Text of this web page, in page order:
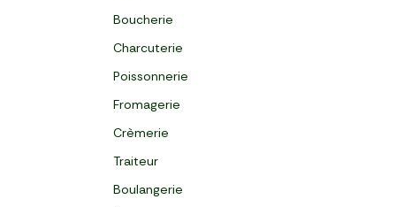
Boucherie
Charcuterie
Poissonnerie
Fromagerie
Crèmerie
Traiteur
Boulangerie